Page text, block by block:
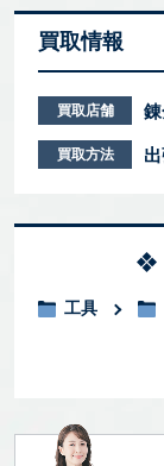
買取情報
買取店舗
買取方法
工具